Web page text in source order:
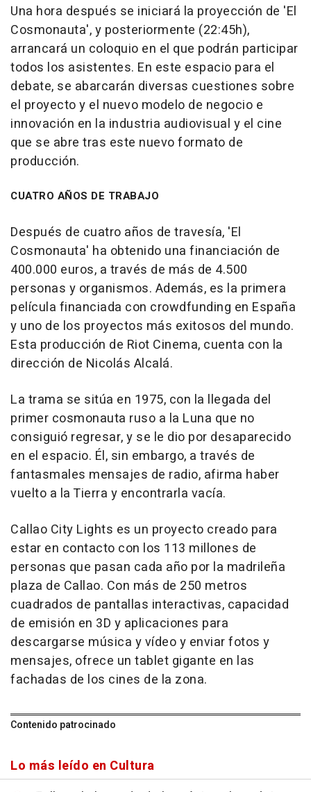
Una hora después se iniciará la proyección de 'El
Cosmonauta', y posteriormente (22:45h),
arrancará un coloquio en el que podrán participar
todos los asistentes. En este espacio para el
debate, se abarcarán diversas cuestiones sobre
el proyecto y el nuevo modelo de negocio e
innovación en la industria audiovisual y el cine
que se abre tras este nuevo formato de
producción.
CUATRO AÑOS DE TRABAJO
Después de cuatro años de travesía, 'El
Cosmonauta' ha obtenido una financiación de
400.000 euros, a través de más de 4.500
personas y organismos. Además, es la primera
película financiada con crowdfunding en España
y uno de los proyectos más exitosos del mundo.
Esta producción de Riot Cinema, cuenta con la
dirección de Nicolás Alcalá.
La trama se sitúa en 1975, con la llegada del
primer cosmonauta ruso a la Luna que no
consiguió regresar, y se le dio por desaparecido
en el espacio. Él, sin embargo, a través de
fantasmales mensajes de radio, afirma haber
vuelto a la Tierra y encontrarla vacía.
Callao City Lights es un proyecto creado para
estar en contacto con los 113 millones de
personas que pasan cada año por la madrileña
plaza de Callao. Con más de 250 metros
cuadrados de pantallas interactivas, capacidad
de emisión en 3D y aplicaciones para
descargarse música y vídeo y enviar fotos y
mensajes, ofrece un tablet gigante en las
fachadas de los cines de la zona.
Contenido patrocinado
Lo más leído en Cultura